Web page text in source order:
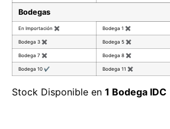
Bodegas
En Importación ✖ Bodega 1 ✖
Bodega 3 ✖ Bodega 5 ✖
Bodega 7 ✖ Bodega 8 ✖
Bodega 10 ✔ Bodega 11 ✖
Stock Disponible en 1 Bodega IDC